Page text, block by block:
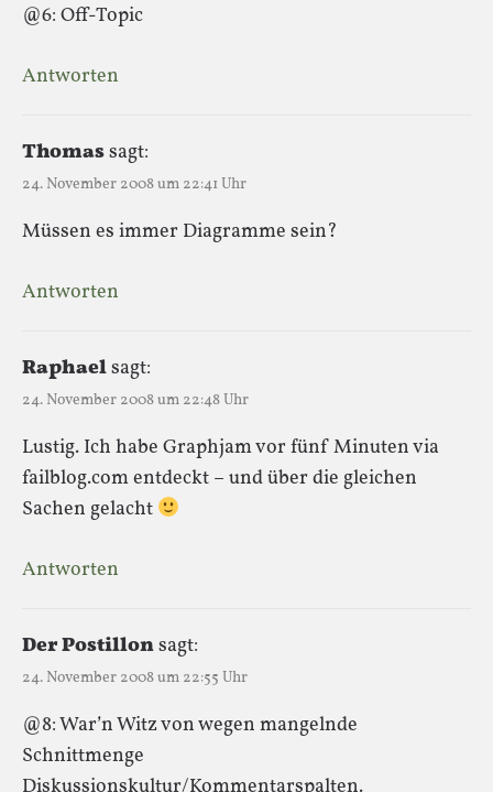
@6: Off-Topic
Antworten
Thomassagt:
24. November 2008 um 22:41 Uhr
Müssen es immer Diagramme sein?
Antworten
Raphaelsagt:
24. November 2008 um 22:48 Uhr
Lustig. Ich habe Graphjam vor fünf Minuten via
failblog.com entdeckt – und über die gleichen
Sachen gelacht
Antworten
Der Postillonsagt:
24. November 2008 um 22:55 Uhr
@8: War’n Witz von wegen mangelnde
Schnittmenge